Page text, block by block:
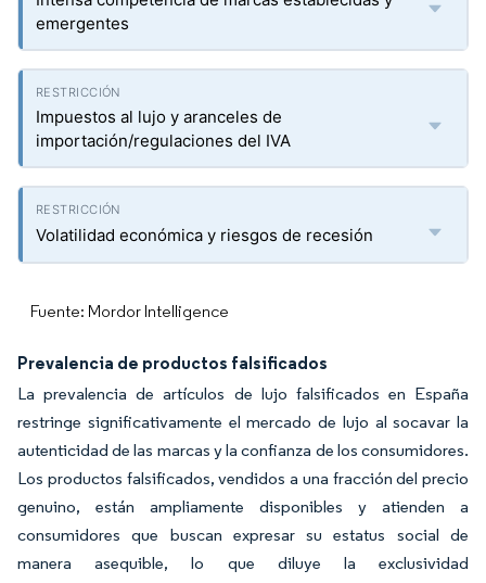
emergentes
Impuestos al lujo y aranceles de
importación/regulaciones del IVA
Volatilidad económica y riesgos de recesión
Fuente: Mordor Intelligence
Prevalencia de productos falsificados
La prevalencia de artículos de lujo falsificados en España
restringe significativamente el mercado de lujo al socavar la
autenticidad de las marcas y la confianza de los consumidores.
Los productos falsificados, vendidos a una fracción del precio
genuino, están ampliamente disponibles y atienden a
consumidores que buscan expresar su estatus social de
manera asequible, lo que diluye la exclusividad